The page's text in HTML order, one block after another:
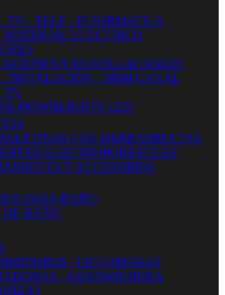
TV - TELF - INFORMATICA
MATERIAL ELECTRICO
Y ENROLLACABLES
INSTALACIÓN - MINI CANAL
TV
DOWNLIGHTS LED
CON HERRAMIENTAS
ELECTROPORTATILES
Y ACCESORIOS
PARA BAÑO
DE BAÑO
- LICUADORAS
- SANDWICHERA